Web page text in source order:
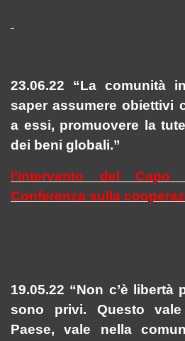
23.06.22 “La comunità
saper assumere obiettivi
a essi, promuovere la
dei beni globali.”
l’intervento del
Conferenza sulla
19.05.22 “Non c’è
sono privi. Questo
Paese, vale nella